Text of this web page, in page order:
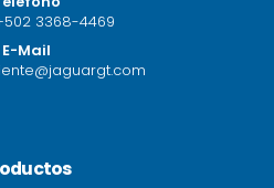
3368-4469
E-Mail